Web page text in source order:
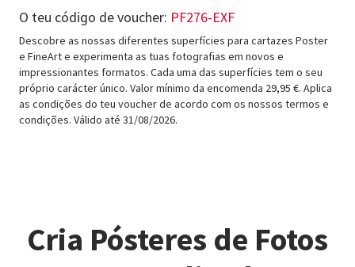
O teu código de voucher: PF276-EXF
Descobre as nossas diferentes superfícies para cartazes Poster
e FineArt e experimenta as tuas fotografias em novos e
impressionantes formatos. Cada uma das superfícies tem o seu
próprio carácter único. Valor mínimo da encomenda 29,95 €. Aplica
as condições do teu voucher de acordo com os nossos termos e
condições. Válido até 31/08/2026.
Cria Pósteres de Fotos